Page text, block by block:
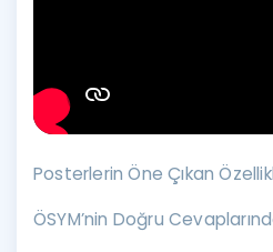
Posterlerin Öne Çıkan
ÖSYM’nin Doğru